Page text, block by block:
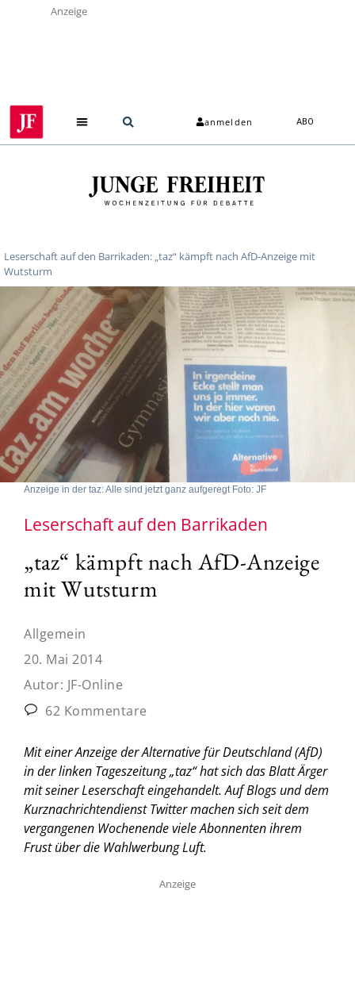
Anzeige
anmelden ABO
Leserschaft auf den Barrikaden: „taz“ kämpft nach AfD-Anzeige mit
Wutsturm
Anzeige in der taz: Alle sind jetzt ganz aufgeregt Foto: JF
Leserschaft auf den Barrikaden
„taz“ kämpft nach AfD-Anzeige
mit Wutsturm
Allgemein
20. Mai 2014
Autor: JF-Online
62 Kommentare
Mit einer Anzeige der Alternative für Deutschland (AfD)
in der linken Tageszeitung „taz“ hat sich das Blatt Ärger
mit seiner Leserschaft eingehandelt. Auf Blogs und dem
Kurznachrichtendienst Twitter machen sich seit dem
vergangenen Wochenende viele Abonnenten ihrem
Frust über die Wahlwerbung Luft.
Anzeige